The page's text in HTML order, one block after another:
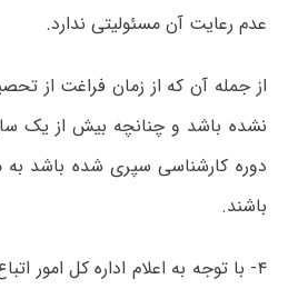
عدم رعایت آن مسئولیتی ندارد.
از جمله آن که از زمان فراغت از
نشده باشد و چنانچه بیش از یک
دوره کارشناسی سپری شده باشد
باشند.
۴- با توجه به اعلام اداره کل امور